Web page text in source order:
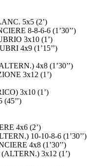
5x5 (2’)
8-8-6-6 (1’30’’)
3x10 (1’)
4x9 (1’15’’)
4x8 (1’30’’)
3x12 (1’)
3x10 (1’)
4x6 (2’)
10-10-8-6 (1’30’’)
4x8 (1’30’’)
3x12 (1’)